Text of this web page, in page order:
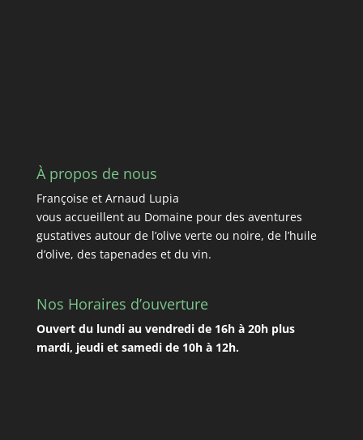
À propos de nous
Françoise et Arnaud Lupia
vous accueillent au Domaine pour des aventures
gustatives autour de l’olive verte ou noire, de l’huile
d’olive, des tapenades et du vin.
Nos Horaires d’ouverture
Ouvert du lundi au vendredi de 16h à 20h plus
mardi, jeudi et samedi de 10h à 12h.